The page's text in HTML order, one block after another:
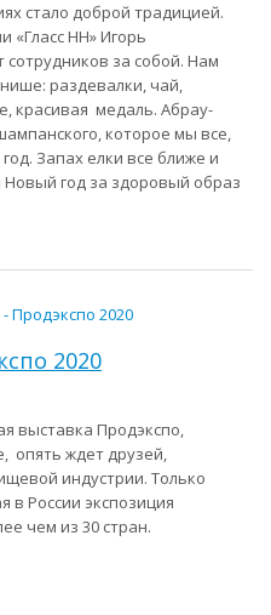
стало доброй традицией.
«Гласс НН» Игорь
за собой. Нам
раздевалки, чай,
красивая медаль. Абрау-
которое мы все,
Запах елки все ближе и
год за здоровый образ
2020
выставка Продэкспо,
опять ждет друзей,
индустрии. Только
в России экспозиция
чем из 30 стран.